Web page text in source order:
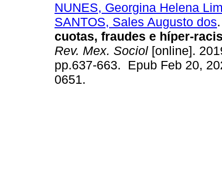
NUNES, Georgina Helena
SANTOS, Sales Augusto dos.
cuotas, fraudes e híper-
Rev. Mex. Sociol [online].
pp.637-663. Epub Feb 20,
0651.